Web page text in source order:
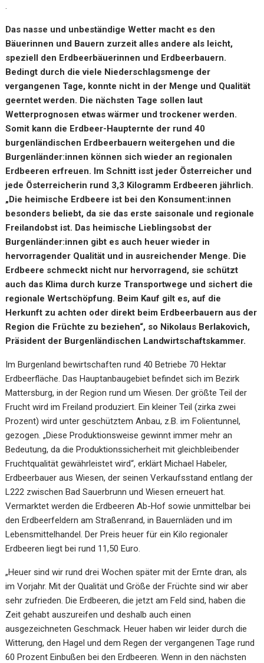
.
Das nasse und unbeständige Wetter macht es den
Bäuerinnen und Bauern zurzeit alles andere als leicht,
speziell den Erdbeerbäuerinnen und Erdbeerbauern.
Bedingt durch die viele Niederschlagsmenge der
vergangenen Tage, konnte nicht in der Menge und Qualität
geerntet werden. Die nächsten Tage sollen laut
Wetterprognosen etwas wärmer und trockener werden.
Somit kann die Erdbeer-Haupternte der rund 40
burgenländischen Erdbeerbauern weitergehen und die
Burgenländer:innen können sich wieder an regionalen
Erdbeeren erfreuen. Im Schnitt isst jeder Österreicher und
jede Österreicherin rund 3,3 Kilogramm Erdbeeren jährlich.
„Die heimische Erdbeere ist bei den Konsument:innen
besonders beliebt, da sie das erste saisonale und regionale
Freilandobst ist. Das heimische Lieblingsobst der
Burgenländer:innen gibt es auch heuer wieder in
hervorragender Qualität und in ausreichender Menge. Die
Erdbeere schmeckt nicht nur hervorragend, sie schützt
auch das Klima durch kurze Transportwege und sichert die
regionale Wertschöpfung. Beim Kauf gilt es, auf die
Herkunft zu achten oder direkt beim Erdbeerbauern aus der
Region die Früchte zu beziehen“, so Nikolaus Berlakovich,
Präsident der Burgenländischen Landwirtschaftskammer.
Im Burgenland bewirtschaften rund 40 Betriebe 70 Hektar
Erdbeerfläche. Das Hauptanbaugebiet befindet sich im Bezirk
Mattersburg, in der Region rund um Wiesen. Der größte Teil der
Frucht wird im Freiland produziert. Ein kleiner Teil (zirka zwei
Prozent) wird unter geschütztem Anbau, z.B. im Folientunnel,
gezogen. „Diese Produktionsweise gewinnt immer mehr an
Bedeutung, da die Produktionssicherheit mit gleichbleibender
Fruchtqualität gewährleistet wird“, erklärt Michael Habeler,
Erdbeerbauer aus Wiesen, der seinen Verkaufsstand entlang der
L222 zwischen Bad Sauerbrunn und Wiesen erneuert hat.
Vermarktet werden die Erdbeeren Ab-Hof sowie unmittelbar bei
den Erdbeerfeldern am Straßenrand, in Bauernläden und im
Lebensmittelhandel. Der Preis heuer für ein Kilo regionaler
Erdbeeren liegt bei rund 11,50 Euro.
„Heuer sind wir rund drei Wochen später mit der Ernte dran, als
im Vorjahr. Mit der Qualität und Größe der Früchte sind wir aber
sehr zufrieden. Die Erdbeeren, die jetzt am Feld sind, haben die
Zeit gehabt auszureifen und deshalb auch einen
ausgezeichneten Geschmack. Heuer haben wir leider durch die
Witterung, den Hagel und dem Regen der vergangenen Tage rund
60 Prozent Einbußen bei den Erdbeeren. Wenn in den nächsten